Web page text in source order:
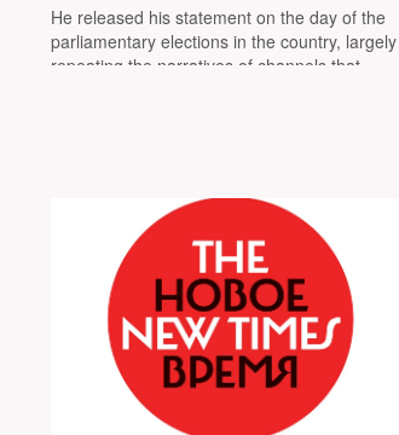
intelligence services tried to force
him to 'censor' channels
He released his statement on the day of the
parliamentary elections in the country, largely
repeating the narratives of channels that